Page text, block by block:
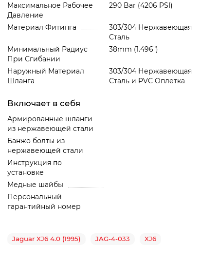
Максимальное Рабочее
Давление
290 Bar (4206 PSI)
Материал Фитинга
303/304 Нержавеющая
Сталь
Минимальный Радиус
При Сгибании
38mm (1.496")
Наружный Материал
Шланга
303/304 Нержавеющая
Сталь и PVC Oплетка
Включает в себя
Армированные шланги
из нержавеющей стали
Банжо болты из
нержавеющей стали
Инструкция по
установке
Медные шайбы
Персональный
гарантийный номер
Jaguar XJ6 4.0 (1995) JAG-4-033 XJ6